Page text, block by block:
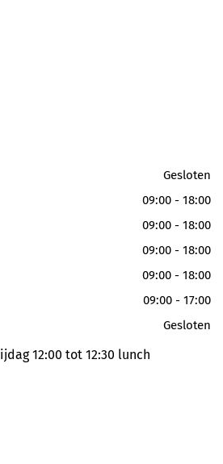
Gesloten
09:00 - 18:00
09:00 - 18:00
09:00 - 18:00
09:00 - 18:00
09:00 - 17:00
Gesloten
12:00 tot 12:30 lunch